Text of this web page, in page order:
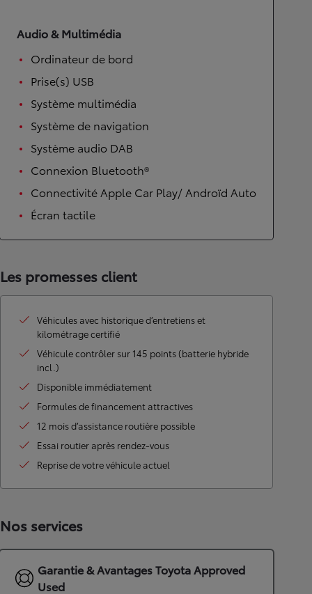
Audio & Multimédia
Ordinateur de bord
Prise(s) USB
Système multimédia
Système de navigation
Système audio DAB
Connexion Bluetooth®
Connectivité Apple Car Play/ Androïd Auto
Écran tactile
Les promesses client
Véhicules avec historique d’entretiens et
kilométrage certifié
Véhicule contrôler sur 145 points (batterie hybride
incl.)
Disponible immédiatement
Formules de financement attractives
12 mois d’assistance routière possible
Essai routier après rendez-vous
Reprise de votre véhicule actuel
Nos services
Garantie & Avantages Toyota Approved
Used